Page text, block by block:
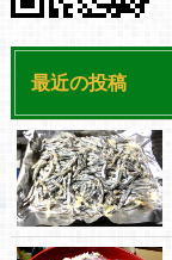
最近の投稿